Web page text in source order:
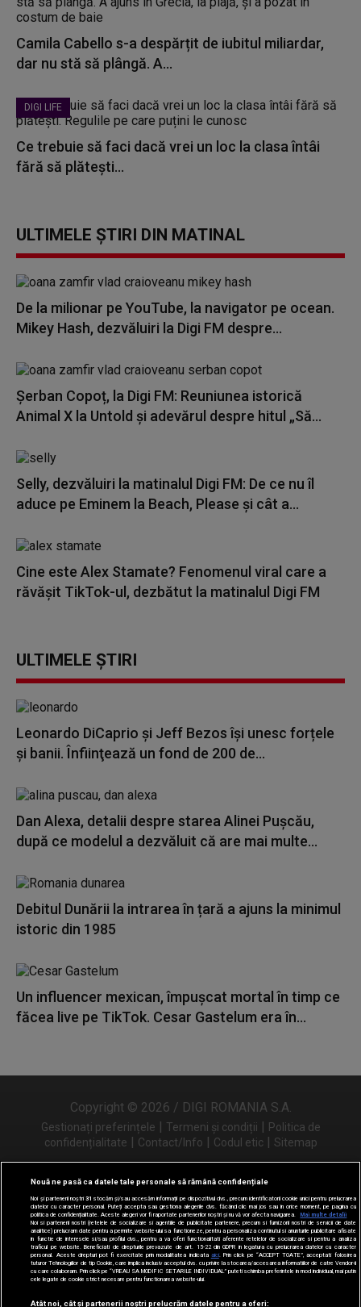
Camila Cabello s-a despărțit de iubitul miliardar,
dar nu stă să plângă. A...
DIGI LIFE
Ce trebuie să faci dacă vrei un loc la clasa întâi
fără să plătești...
ULTIMELE ȘTIRI DIN MATINAL
De la milionar pe YouTube, la navigator pe ocean.
Mikey Hash, dezvăluiri la Digi FM despre...
Șerban Copoț, la Digi FM: Reuniunea istorică
Animal X la Untold și adevărul despre hitul „Să...
Selly, dezvăluiri la matinalul Digi FM: De ce nu îl
aduce pe Eminem la Beach, Please și cât a...
Cine este Alex Stamate? Fenomenul viral care a
răvășit TikTok-ul, dezbătut la matinalul Digi FM
ULTIMELE ȘTIRI
Leonardo DiCaprio şi Jeff Bezos își unesc forțele
și banii. Înfiinţează un fond de 200 de...
Dan Alexa, detalii despre starea Alinei Pușcău,
după ce modelul a dezvăluit că are mai multe...
Debitul Dunării la intrarea în țară a ajuns la minimul
istoric din 1985
Un influencer mexican, împușcat mortal în timp ce
făcea live pe TikTok. Cesar Gastelum era în...
Copyright © 2026 / DIGI ROMANIA S.A.
Gestionați preferințele | Termeni și condiții | Politica de
confidențialitate | Contact/Info | Codul etic | Sitemap
Urmărește-ne și pe
Nouă ne pasă ca datele tale personale să rămână confidențiale
Noi și partenerii noștri31 stocăm și/sau accesăm informații pe dispozitivul dvs., precum identificatorii cookie unici pentru prelucrarea
datelor cu caracter personal. Puteți accepta sau gestiona alegerile dvs. făcând clic mai jos sau în orice moment, pe pagina cu
politica de confidențialitate. Aceste alegeri vor fi raportate partenerilor noștri și nu vă vor afecta navigarea.
Mai multe detalii
Noi si partenerii nostri (retelele de socializare si agentiile de publicitate partenere, precum si furnizorii nostri de servicii de date
analitice) prelucram date pentru a permite website-ului sa functioneze, pentru a personaliza continutul si anunturile publicitare afisate
in functie de interesele si/sau profilul dvs., pentru a va oferi functionalitati aferente retelelor de socializare si pentru a analiza
traficul pe website. Beneficiati de drepturile prevazute de art. 15-22 din GDPR in legatura cu prelucrarea datelor cu caracter
personal. Aceste drepturi pot fi exercitate prin modalitatea indicata aici. Prin click pe “ACCEPT TOATE”, acceptati folosirea
tuturor Tehnologiilor de tip Cookie, care implica inclusiv acceptul dvs. cu privire la stocarea/accesarea informatiilor de catre Vendor-ii
cu care colaboram. Prin click pe “VREAU SA MODIFIC SETARILE INDIVIDUAL” puteti schimba preferintele in mod individual, mai putin
cele legate de cookie strict necesare pentru functionarea website-ului.
Atât noi, cât și partenerii noștri prelucrăm datele pentru a oferi: